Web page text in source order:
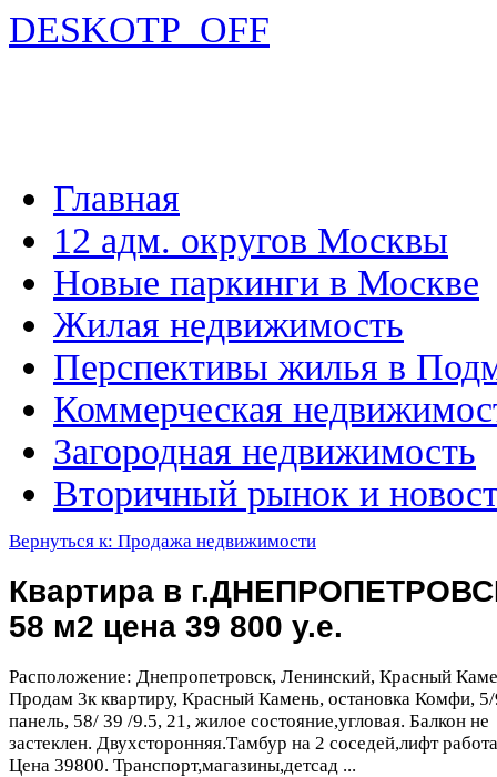
DESKOTP_OFF
Главная
12 адм. округов Москвы
Новые паркинги в Москве
Жилая недвижимость
Перспективы жилья в
Коммерческая
Загородная недвижимость
Вторичный рынок и
Вернуться к: Продажа недвижимости
Квартира в
58 м2 цена 39 800 у.е.
Расположение: Днепропетровск, Ленинский, Красный
Продам 3к квартиру, Красный Камень, остановка Комфи,
панель, 58/ 39 /9.5, 21, жилое состояние,угловая. Балкон не
застеклен. Двухсторонняя.Тамбур на 2 соседей,лифт
Цена 39800. Транспорт,магазины,детсад ...